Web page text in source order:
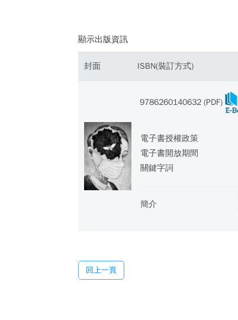
顯示出版資訊
封面 ISBN(裝訂方式)
9786260140632 (PDF)
電子書授權政策
電子書開放期間
關鍵字詞
簡介
回上一頁